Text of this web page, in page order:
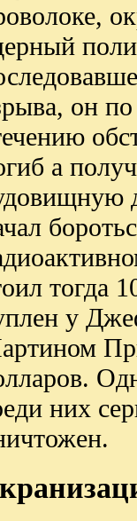
он
а
тогда
у
них